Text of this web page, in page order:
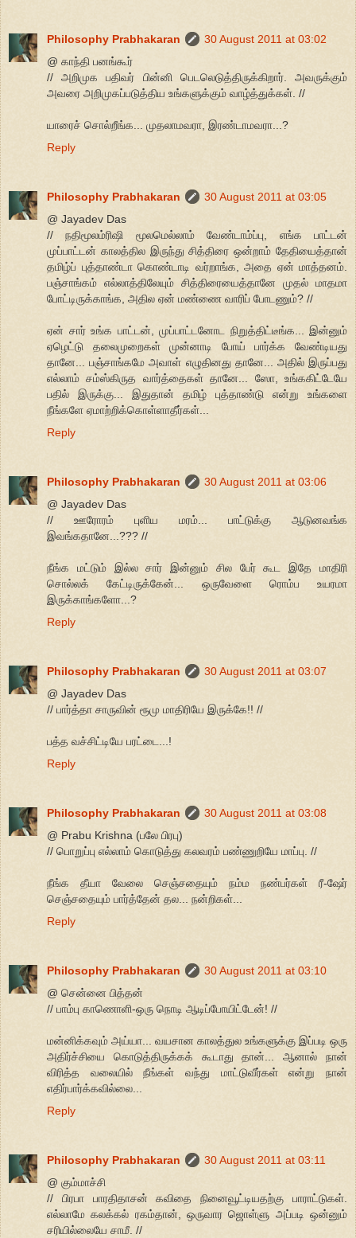
Philosophy Prabhakaran
30 August 2011 at 03:02
@ காந்தி பனங்கூர்
// அறிமுக பதிவர் பின்னி பெடலெடுத்திருக்கிறார். அவருக்கும்
அவரை அறிமுகப்படுத்திய உங்களுக்கும் வாழ்த்துக்கள். //
யாரைச் சொல்றீங்க... முதலாமவரா, இரண்டாமவரா...?
Reply
Philosophy Prabhakaran
30 August 2011 at 03:05
@ Jayadev Das
// நதிமூலம்ரிஷி மூலமெல்லாம் வேண்டாம்ப்பு, எங்க பாட்டன்
முப்பாட்டன் காலத்தில இருந்து சித்திரை ஒன்றாம் தேதியைத்தான்
தமிழ்ப் புத்தாண்டா கொண்டாடி வர்றாங்க, அதை ஏன் மாத்தனம்.
பஞ்சாங்கம் எல்லாத்திலேயும் சித்திரையைத்தானே முதல் மாதமா
போட்டிருக்காங்க, அதில ஏன் மண்ணை வாரிப் போடணும்? //
ஏன் சார் உங்க பாட்டன், முப்பாட்டனோட நிறுத்திட்டீங்க... இன்னும்
ஏழெட்டு தலைமுறைகள் முன்னாடி போய் பார்க்க வேண்டியது
தானே... பஞ்சாங்கமே அவாள் எழுதினது தானே... அதில் இருப்பது
எல்லாம் சம்ஸ்கிருத வார்த்தைகள் தானே... ஸோ, உங்ககிட்டேயே
பதில் இருக்கு... இதுதான் தமிழ் புத்தாண்டு என்று உங்களை
நீங்களே ஏமாற்றிக்கொள்ளாதீர்கள்...
Reply
Philosophy Prabhakaran
30 August 2011 at 03:06
@ Jayadev Das
// ஊரோரம் புளிய மரம்... பாட்டுக்கு ஆடுனவங்க
இவங்கதானே...??? //
நீங்க மட்டும் இல்ல சார் இன்னும் சில பேர் கூட இதே மாதிரி
சொல்லக் கேட்டிருக்கேன்... ஒருவேளை ரொம்ப உயரமா
இருக்காங்களோ...?
Reply
Philosophy Prabhakaran
30 August 2011 at 03:07
@ Jayadev Das
// பார்த்தா சாருவின் ரூமு மாதிரியே இருக்கே!! //
பத்த வச்சிட்டியே பரட்டை...!
Reply
Philosophy Prabhakaran
30 August 2011 at 03:08
@ Prabu Krishna (பலே பிரபு)
// பொறுப்பு எல்லாம் கொடுத்து கலவரம் பண்ணுறியே மாப்பு. //
நீங்க தீயா வேலை செஞ்சதையும் நம்ம நண்பர்கள் ரீ-ஷேர்
செஞ்சதையும் பார்த்தேன் தல... நன்றிகள்...
Reply
Philosophy Prabhakaran
30 August 2011 at 03:10
@ சென்னை பித்தன்
// பாம்பு காணொளி-ஒரு நொடி ஆடிப்போயிட்டேன்! //
மன்னிக்கவும் அய்யா... வயசான காலத்துல உங்களுக்கு இப்படி ஒரு
அதிர்ச்சியை கொடுத்திருக்கக் கூடாது தான்... ஆனால் நான்
விரித்த வலையில் நீங்கள் வந்து மாட்டுவீர்கள் என்று நான்
எதிர்பார்க்கவில்லை...
Reply
Philosophy Prabhakaran
30 August 2011 at 03:11
@ கும்மாச்சி
// பிரபா பாரதிதாசன் கவிதை நினைவூட்டியதற்கு பாராட்டுகள்.
எல்லாமே கலக்கல் ரகம்தான், ஒருவார ஜொள்ளு அப்படி ஒன்னும்
சரியில்லையே சாமீ. //